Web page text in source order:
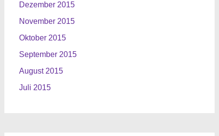
Dezember 2015
November 2015
Oktober 2015
September 2015
August 2015
Juli 2015